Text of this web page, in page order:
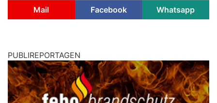
Mail
Facebook Whatsapp
PUBLIREPORTAGEN